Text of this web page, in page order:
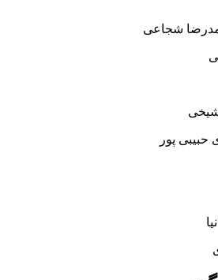
شجاعی
شیخی
پور